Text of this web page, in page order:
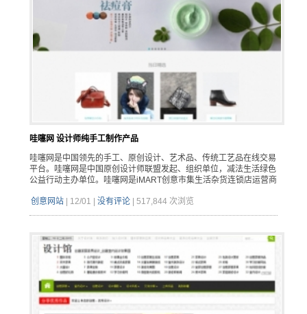
哇噻网 设计师纯手工制作产品
哇噻网是中国领先的手工、原创设计、艺术品、传统工艺品在线交易
平台。哇噻网是中国原创设计师联盟发起、组织单位，减法生活绿色
公益行动主办单位。哇噻网是iMART创意市集生活杂货连锁店运营商
创意网站| 12/01 | 没有评论| 517,844 次浏览